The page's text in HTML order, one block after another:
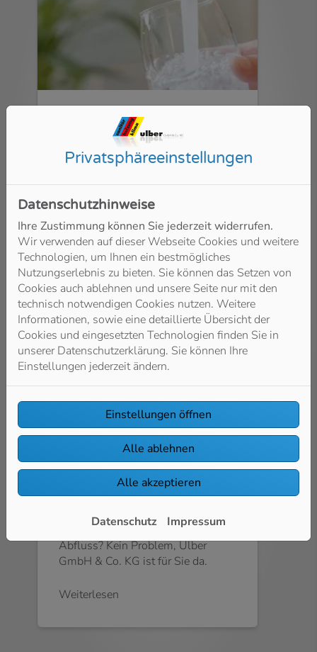
Wasser / Trinkwasser
Sie wollen sicher sein, dass Ihr
Trinkwasser immer sauber ist oder
möchten Ihren Wasserverbrauch
optimieren? Dann sprechen Sie mit
Ulber GmbH & Co. KG.
Weiterlesen
Service Haustechnik
Ein Wasserschaden, ein Leck in
einer Leitung oder ein verstopfter
Abfluss? Kein Problem, Ulber
GmbH & Co. KG ist für Sie da.
Weiterlesen
Privatsphäre­einstellungen
Datenschutzhinweise
Ihre Zustimmung können Sie jederzeit widerrufen.
Wir verwenden auf dieser Webseite Cookies und weitere
Technologien, um Ihnen ein bestmögliches
Nutzungserlebnis zu bieten. Sie können das Setzen von
Cookies auch ablehnen und unsere Seite nur mit den
technisch notwendigen Cookies nutzen. Weitere
Informationen, sowie eine detaillierte Übersicht der
Cookies und eingesetzten Technologien finden Sie in
unserer Datenschutzerklärung. Sie können Ihre
Einstellungen jederzeit ändern.
Einstellungen öffnen
Alle ablehnen
Alle akzeptieren
Datenschutz Impressum